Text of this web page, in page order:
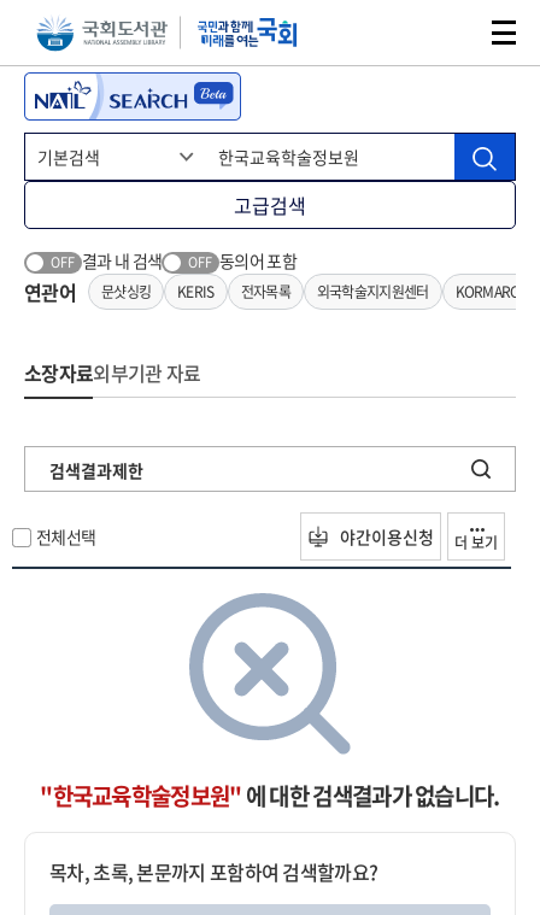
본문 바로가기주메뉴 바로가기
고급검색
OFF 결과 내 검색 OFF 동의어 포함
연관어 문샷싱킹 KERIS 전자목록 외국학술지지원센터 KORMARC기
소장자료외부기관 자료
검색결과제한
전체선택 야간이용신청 더 보기
"한국교육학술정보원"에 대한 검색결과가 없습니다.
목차, 초록, 본문까지 포함하여 검색할까요?